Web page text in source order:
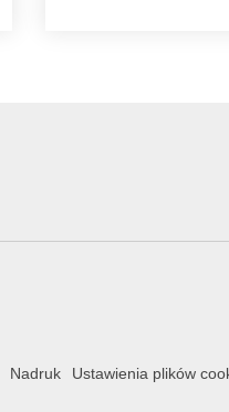
Nadruk Ustawienia plików